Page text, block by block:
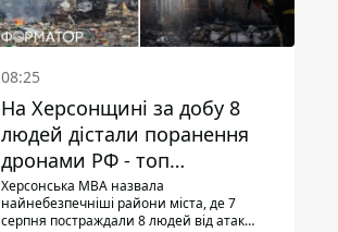
08:25
На Херсонщині за добу 8
людей дістали поранення
дронами РФ - топ
небезпечних районів
Херсонська МВА назвала
найнебезпечніші райони міста, де 7
серпня постраждали 8 людей від атак